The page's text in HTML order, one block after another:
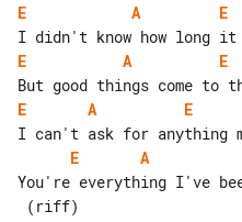
E
A E
E
A E
E
A E
E
A
You're everything I've